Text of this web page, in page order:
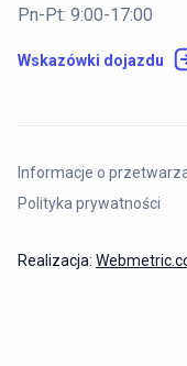
Pn-Pt: 9:00-17:00
Wskazówki dojazdu
Informacje o
Polityka prywatności
Realizacja: